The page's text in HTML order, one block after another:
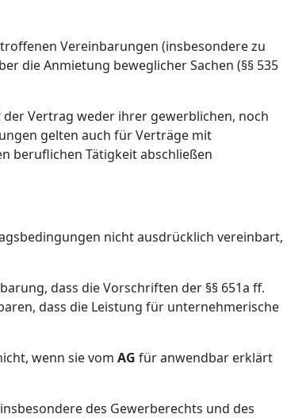
Vereinbarungen (insbesondere zu
die Anmietung beweglicher Sachen (§§ 535
Vertrag weder ihrer gewerblichen, noch
gelten auch für Verträge mit
beruflichen Tätigkeit abschließen
nicht ausdrücklich vereinbart,
dass die Vorschriften der §§ 651a ff.
dass die Leistung für unternehmerische
wenn sie vom AG für anwendbar erklärt
des Gewerberechts und des